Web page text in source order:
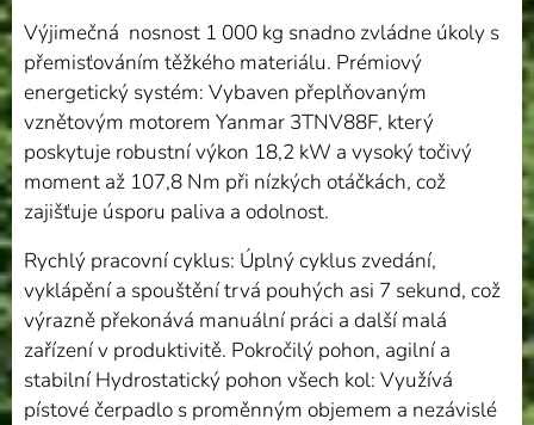
Výjimečná nosnost 1 000 kg snadno zvládne úkoly s
přemisťováním těžkého materiálu. Prémiový
energetický systém: Vybaven přeplňovaným
vznětovým motorem Yanmar 3TNV88F, který
poskytuje robustní výkon 18,2 kW a vysoký točivý
moment až 107,8 Nm při nízkých otáčkách, což
zajišťuje úsporu paliva a odolnost.
Rychlý pracovní cyklus: Úplný cyklus zvedání,
vyklápění a spouštění trvá pouhých asi 7 sekund, což
výrazně překonává manuální práci a další malá
zařízení v produktivitě. Pokročilý pohon, agilní a
stabilní Hydrostatický pohon všech kol: Využívá
pístové čerpadlo s proměnným objemem a nezávislé